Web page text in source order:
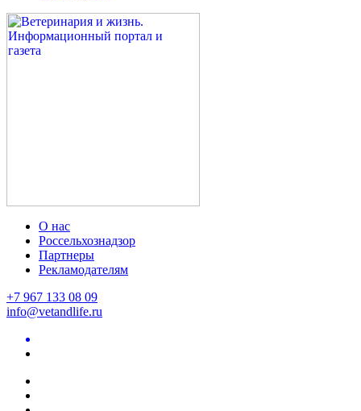
О нас
Россельхознадзор
Партнеры
Рекламодателям
+7 967 133 08 09
info@vetandlife.ru